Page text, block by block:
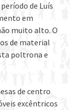
de Luís
em
muito alto. O
de material
poltrona e
de centro
excêntricos